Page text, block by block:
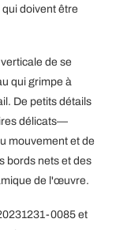
doivent être
de se
qui grimpe à
De petits détails
délicats—
mouvement et de
bords nets et des
de l'œuvre.
0085 et